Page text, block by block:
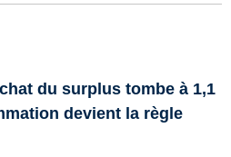
du surplus tombe à 1,1
devient la règle